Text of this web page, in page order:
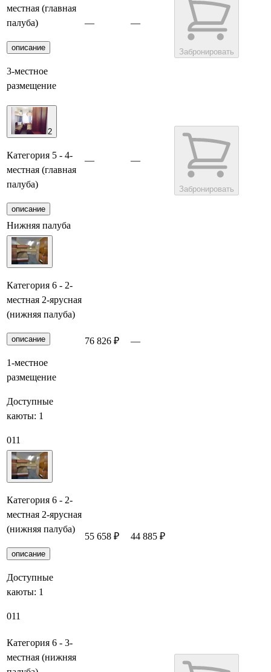
местная (главная
палуба)
описание
3-местное
размещение
— —
Забронировать
2
Категория 5 - 4-
местная (главная
палуба)
описание
— —
Забронировать
Нижняя палуба
Категория 6 - 2-
местная 2-ярусная
(нижняя палуба)
описание
1-местное
размещение
Доступные
каюты: 1
011
76 826 ₽ —
Категория 6 - 2-
местная 2-ярусная
(нижняя палуба)
описание
Доступные
каюты: 1
011
55 658 ₽ 44 885 ₽
Категория 6 - 3-
местная (нижняя